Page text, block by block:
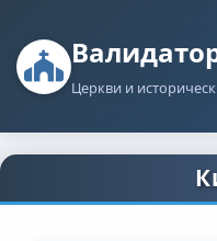
Церкви и